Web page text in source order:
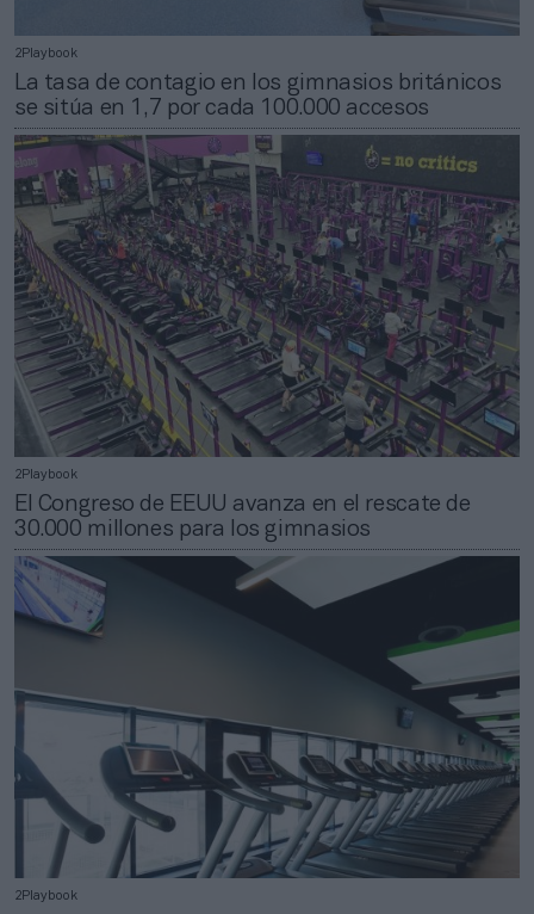
2Playbook
La tasa de contagio en los gimnasios británicos
se sitúa en 1,7 por cada 100.000 accesos
2Playbook
El Congreso de EEUU avanza en el rescate de
30.000 millones para los gimnasios
2Playbook